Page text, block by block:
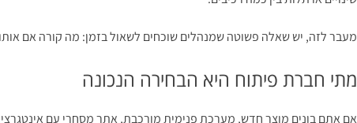
מעבר לזה, יש שאלה פשוטה שמנהלים שוכחים לשאול בזמן: מה קורה אם
מתי חברת פיתוח היא הבחירה הנכונה
אם אתם בונים מוצר חדש, מערכת פנימית מורכבת, אתר מסחרי עם